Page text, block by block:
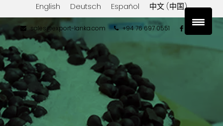
English Deutsch Español 中文 (中国)
sales@export-lanka.com +94 76 697 0551